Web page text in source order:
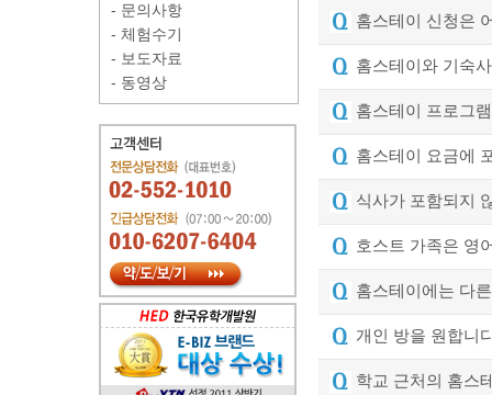
- 문의사항
- 체험수기
- 보도자료
- 동영상
홈스테이 신청은
홈스테이와 기숙
홈스테이 프로그
홈스테이 요금에
식사가 포함되지
호스트 가족은 영
홈스테이에는 다
개인 방을 원합니
학교 근처의 홈스